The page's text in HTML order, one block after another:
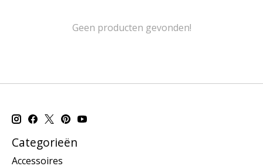
Geen producten gevonden!
Categorieën
Accessoires